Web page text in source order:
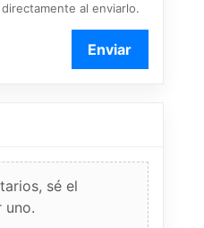
al enviarlo.
Enviar
sé el
uno.